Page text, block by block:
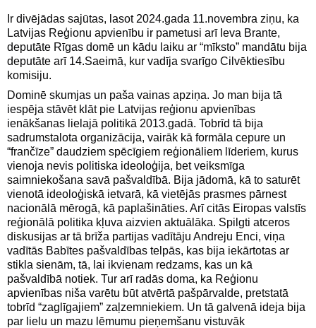
Ir divējādas sajūtas, lasot 2024.gada 11.novembra ziņu, ka
Latvijas Reģionu apvienību ir pametusi arī Ieva Brante,
deputāte Rīgas domē un kādu laiku ar “mīksto” mandātu bija
deputāte arī 14.Saeimā, kur vadīja svarīgo Cilvēktiesību
komisiju.
Dominē skumjas un paša vainas apziņa. Jo man bija tā
iespēja stāvēt klāt pie Latvijas reģionu apvienības
ienākšanas lielajā politikā 2013.gadā. Tobrīd tā bija
sadrumstalota organizācija, vairāk kā formāla cepure un
“frančīze” daudziem spēcīgiem reģionāliem līderiem, kurus
vienoja nevis politiska ideoloģija, bet veiksmīga
saimniekošana savā pašvaldībā. Bija jādomā, kā to saturēt
vienotā ideoloģiskā ietvarā, kā vietējās prasmes pārnest
nacionālā mērogā, kā paplašināties. Arī citās Eiropas valstīs
reģionālā politika kļuva aizvien aktuālāka. Spilgti atceros
diskusijas ar tā brīža partijas vadītāju Andreju Enci, viņa
vadītās Babītes pašvaldības telpās, kas bija iekārtotas ar
stikla sienām, tā, lai ikvienam redzams, kas un kā
pašvaldībā notiek. Tur arī radās doma, ka Reģionu
apvienības niša varētu būt atvērtā pašpārvalde, pretstatā
tobrīd “zaglīgajiem” zaļzemniekiem. Un tā galvenā ideja bija
par lielu un mazu lēmumu pieņemšanu vistuvāk